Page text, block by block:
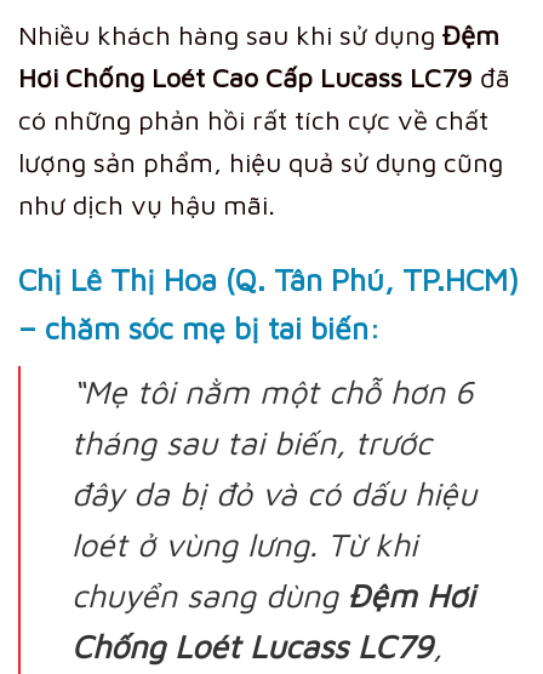
Nhiều khách hàng sau khi sử dụng Đệm
Hơi Chống Loét Cao Cấp Lucass LC79 đã
có những phản hồi rất tích cực về chất
lượng sản phẩm, hiệu quả sử dụng cũng
như dịch vụ hậu mãi.
Chị Lê Thị Hoa (Q. Tân Phú, TP.HCM)
– chăm sóc mẹ bị tai biến:
“Mẹ tôi nằm một chỗ hơn 6
tháng sau tai biến, trước
đây da bị đỏ và có dấu hiệu
loét ở vùng lưng. Từ khi
chuyển sang dùng Đệm Hơi
Chống Loét Lucass LC79,